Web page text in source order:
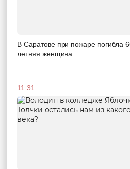
В Саратове при пожаре погибла
летняя женщина
11:31